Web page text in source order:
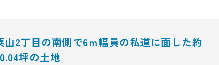
山2丁目の南側で6ｍ幅員の私道に面した約
坪の土地